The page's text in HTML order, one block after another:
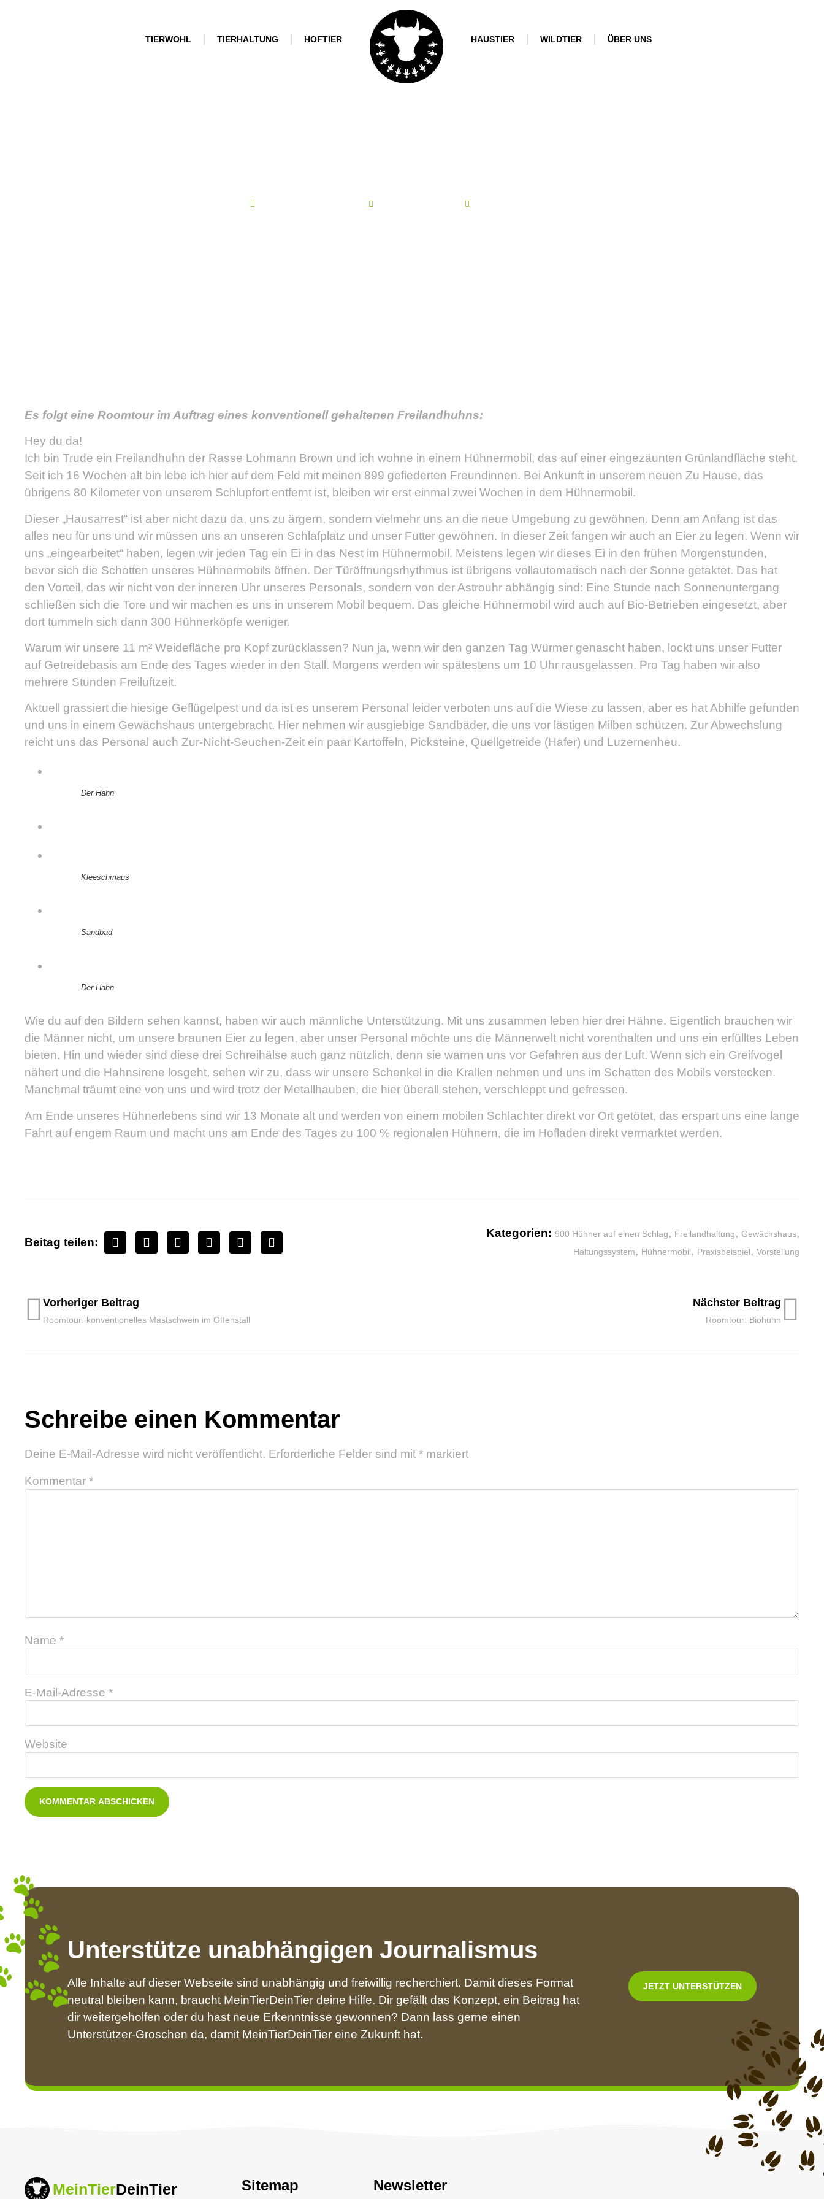
TIERWOHL TIERHALTUNG HOFTIER HAUSTIER WILDTIER ÜBER UNS
Es folgt eine Roomtour im Auftrag eines konventionell gehaltenen Freilandhuhns:
Hey du da!
Ich bin Trude ein Freilandhuhn der Rasse Lohmann Brown und ich wohne in einem Hühnermobil, das auf einer eingezäunten Grünlandfläche steht.
Seit ich 16 Wochen alt bin lebe ich hier auf dem Feld mit meinen 899 gefiederten Freundinnen. Bei Ankunft in unserem neuen Zu Hause, das
übrigens 80 Kilometer von unserem Schlupfort entfernt ist, bleiben wir erst einmal zwei Wochen in dem Hühnermobil.
Dieser „Hausarrest“ ist aber nicht dazu da, uns zu ärgern, sondern vielmehr uns an die neue Umgebung zu gewöhnen. Denn am Anfang ist das
alles neu für uns und wir müssen uns an unseren Schlafplatz und unser Futter gewöhnen. In dieser Zeit fangen wir auch an Eier zu legen. Wenn wir
uns „eingearbeitet“ haben, legen wir jeden Tag ein Ei in das Nest im Hühnermobil. Meistens legen wir dieses Ei in den frühen Morgenstunden,
bevor sich die Schotten unseres Hühnermobils öffnen. Der Türöffnungsrhythmus ist übrigens vollautomatisch nach der Sonne getaktet. Das hat
den Vorteil, das wir nicht von der inneren Uhr unseres Personals, sondern von der Astrouhr abhängig sind: Eine Stunde nach Sonnenuntergang
schließen sich die Tore und wir machen es uns in unserem Mobil bequem. Das gleiche Hühnermobil wird auch auf Bio-Betrieben eingesetzt, aber
dort tummeln sich dann 300 Hühnerköpfe weniger.
Warum wir unsere 11 m² Weidefläche pro Kopf zurücklassen? Nun ja, wenn wir den ganzen Tag Würmer genascht haben, lockt uns unser Futter
auf Getreidebasis am Ende des Tages wieder in den Stall. Morgens werden wir spätestens um 10 Uhr rausgelassen. Pro Tag haben wir also
mehrere Stunden Freiluftzeit.
Aktuell grassiert die hiesige Geflügelpest und da ist es unserem Personal leider verboten uns auf die Wiese zu lassen, aber es hat Abhilfe gefunden
und uns in einem Gewächshaus untergebracht. Hier nehmen wir ausgiebige Sandbäder, die uns vor lästigen Milben schützen. Zur Abwechslung
reicht uns das Personal auch Zur-Nicht-Seuchen-Zeit ein paar Kartoffeln, Picksteine, Quellgetreide (Hafer) und Luzernenheu.
Der Hahn
Kleeschmaus
Sandbad
Der Hahn
Wie du auf den Bildern sehen kannst, haben wir auch männliche Unterstützung. Mit uns zusammen leben hier drei Hähne. Eigentlich brauchen wir
die Männer nicht, um unsere braunen Eier zu legen, aber unser Personal möchte uns die Männerwelt nicht vorenthalten und uns ein erfülltes Leben
bieten. Hin und wieder sind diese drei Schreihälse auch ganz nützlich, denn sie warnen uns vor Gefahren aus der Luft. Wenn sich ein Greifvogel
nähert und die Hahnsirene losgeht, sehen wir zu, dass wir unsere Schenkel in die Krallen nehmen und uns im Schatten des Mobils verstecken.
Manchmal träumt eine von uns und wird trotz der Metallhauben, die hier überall stehen, verschleppt und gefressen.
Am Ende unseres Hühnerlebens sind wir 13 Monate alt und werden von einem mobilen Schlachter direkt vor Ort getötet, das erspart uns eine lange
Fahrt auf engem Raum und macht uns am Ende des Tages zu 100 % regionalen Hühnern, die im Hofladen direkt vermarktet werden.
Beitag teilen:
Kategorien: 900 Hühner auf einen Schlag, Freilandhaltung, Gewächshaus,
Haltungssystem, Hühnermobil, Praxisbeispiel, Vorstellung
Vorheriger Beitrag
Roomtour: konventionelles Mastschwein im Offenstall
Nächster Beitrag
Roomtour: Biohuhn
Schreibe einen Kommentar
Deine E-Mail-Adresse wird nicht veröffentlicht. Erforderliche Felder sind mit * markiert
Kommentar *
Name *
E-Mail-Adresse *
Website
Unterstütze unabhängigen Journalismus
Alle Inhalte auf dieser Webseite sind unabhängig und freiwillig recherchiert. Damit dieses Format
neutral bleiben kann, braucht MeinTierDeinTier deine Hilfe. Dir gefällt das Konzept, ein Beitrag hat
dir weitergeholfen oder du hast neue Erkenntnisse gewonnen? Dann lass gerne einen
Unterstützer-Groschen da, damit MeinTierDeinTier eine Zukunft hat.
JETZT UNTERSTÜTZEN
MeinTierDeinTier Sitemap Newsletter